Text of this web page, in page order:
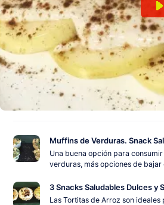
Muffins de Verduras. Snack
Una buena opción para
verduras, más opciones de bajar
3 Snacks Saludables Dulces y
Las Tortitas de Arroz son